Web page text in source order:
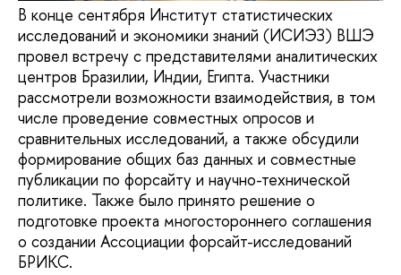
В конце сентября Институт статистических
исследований и экономики знаний (ИСИЭЗ) ВШЭ
провел встречу с представителями аналитических
центров Бразилии, Индии, Египта. Участники
рассмотрели возможности взаимодействия, в том
числе проведение совместных опросов и
сравнительных исследований, а также обсудили
формирование общих баз данных и совместные
публикации по форсайту и научно-технической
политике. Также было принято решение о
подготовке проекта многостороннего соглашения
о создании Ассоциации форсайт-исследований
БРИКС.